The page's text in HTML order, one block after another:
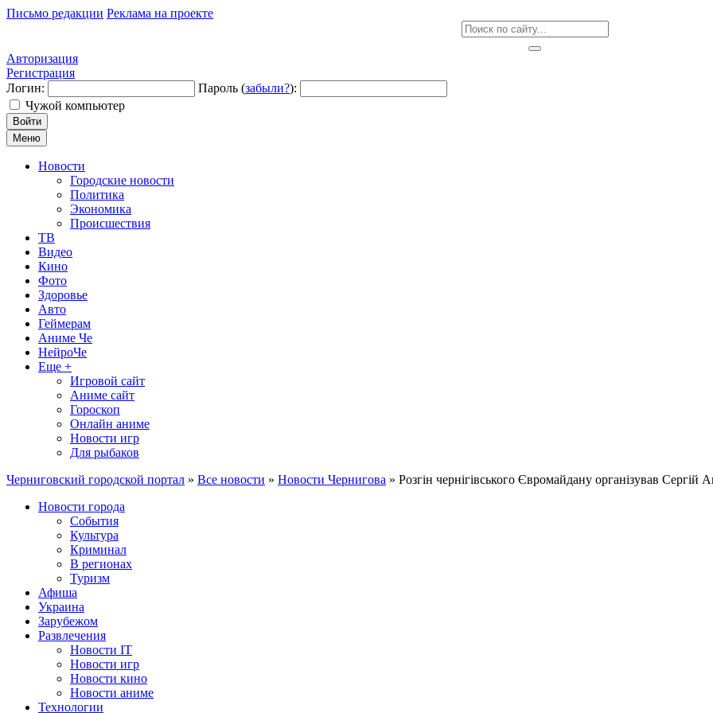
Письмо редакции Реклама на проекте
Авторизация
Регистрация
Логин:
Пароль (забыли?):
Чужой компьютер
Войти
Меню
Новости
Городские новости
Политика
Экономика
Происшествия
ТВ
Видео
Кино
Фото
Здоровье
Авто
Геймерам
Аниме Че
НейроЧе
Еще +
Игровой сайт
Аниме сайт
Гороскоп
Онлайн аниме
Новости игр
Для рыбаков
Черниговский городской портал » Все новости » Новости Чернигова » Розгін чернігівського Євромайдану організував Сергій
Новости города
События
Культура
Криминал
В регионах
Туризм
Афиша
Украина
Зарубежом
Развлечения
Новости IT
Новости игр
Новости кино
Новости аниме
Технологии